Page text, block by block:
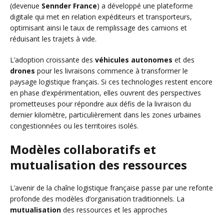
(devenue Sennder France) a développé une plateforme
digitale qui met en relation expéditeurs et transporteurs,
optimisant ainsi le taux de remplissage des camions et
réduisant les trajets à vide.
L’adoption croissante des véhicules autonomes et des
drones pour les livraisons commence à transformer le
paysage logistique français. Si ces technologies restent encore
en phase d’expérimentation, elles ouvrent des perspectives
prometteuses pour répondre aux défis de la livraison du
dernier kilomètre, particulièrement dans les zones urbaines
congestionnées ou les territoires isolés.
Modèles collaboratifs et
mutualisation des ressources
L’avenir de la chaîne logistique française passe par une refonte
profonde des modèles d’organisation traditionnels. La
mutualisation des ressources et les approches